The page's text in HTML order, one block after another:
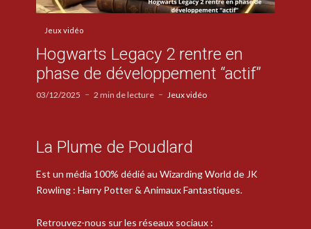
Jeux vidéo
Hogwarts Legacy 2 rentre en
phase de développement “actif”
03/12/2025 2 min de lecture Jeux vidéo
La Plume de Poudlard
Est un média 100% dédié au Wizarding World de JK
Rowling : Harry Potter & Animaux Fantastiques.
Retrouvez-nous sur les réseaux sociaux :